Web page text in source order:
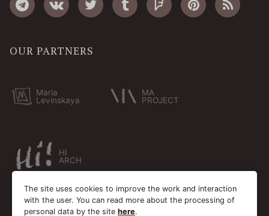
OUR PARTNERS
Maria
Levinskaya
MA
PROJECT
HI
ARCH
The site uses cookies to improve the work and interaction
with the user. You can read more about the processing of
personal data by the site here.